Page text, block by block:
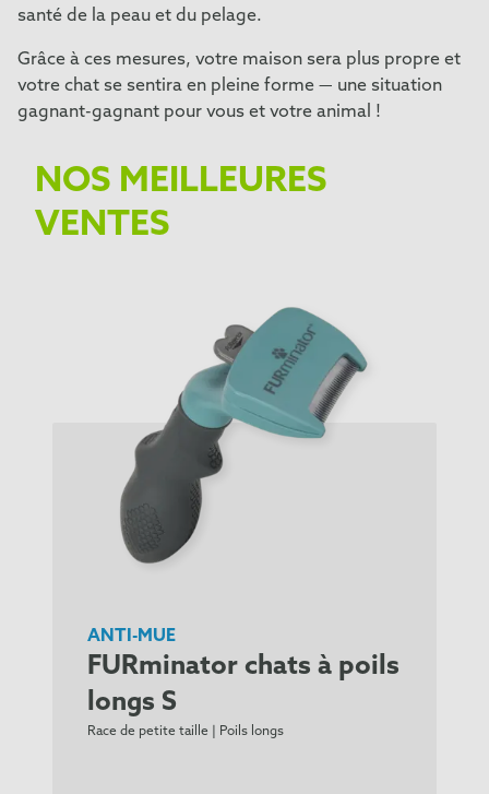
santé de la peau et du pelage.
Grâce à ces mesures, votre maison sera plus propre et
votre chat se sentira en pleine forme — une situation
gagnant-gagnant pour vous et votre animal !
NOS MEILLEURES
VENTES
ANTI-MUE
FURminator chats à poils
longs S
Race de petite taille | Poils longs